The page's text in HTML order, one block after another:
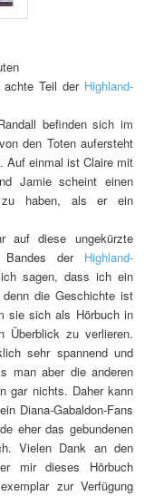
Teil der Highland-
befinden sich im
den Toten aufersteht
Auf einmal ist Claire mit
Jamie scheint einen
zu haben, als er ein
auf diese ungekürzte
Bandes der Highland-
sagen, dass ich ein
die Geschichte ist
sie sich als Hörbuch in
Überblick zu verlieren.
sehr spannend und
man aber die anderen
gar nichts. Daher kann
Diana-Gabaldon-Fans
eher das gebundenen
Vielen Dank an den
mir dieses Hörbuch
zur Verfügung